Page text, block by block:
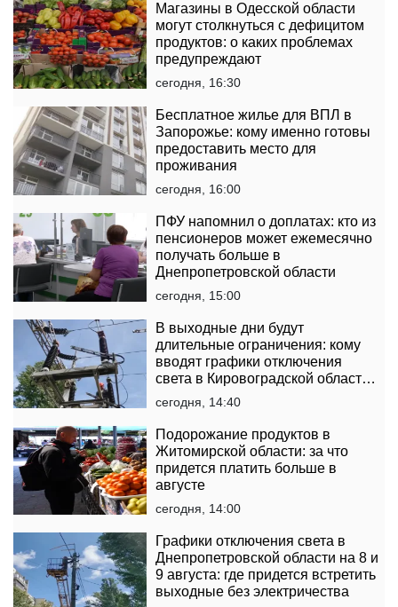
Магазины в Одесской области
могут столкнуться с дефицитом
продуктов: о каких проблемах
предупреждают
сегодня, 16:30
Бесплатное жилье для ВПЛ в
Запорожье: кому именно готовы
предоставить место для
проживания
сегодня, 16:00
ПФУ напомнил о доплатах: кто из
пенсионеров может ежемесячно
получать больше в
Днепропетровской области
сегодня, 15:00
В выходные дни будут
длительные ограничения: кому
вводят графики отключения
света в Кировоградской области
на 8 и 9 августа
сегодня, 14:40
Подорожание продуктов в
Житомирской области: за что
придется платить больше в
августе
сегодня, 14:00
Графики отключения света в
Днепропетровской области на 8 и
9 августа: где придется встретить
выходные без электричества